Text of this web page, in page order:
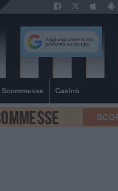
Scommesse Casinò